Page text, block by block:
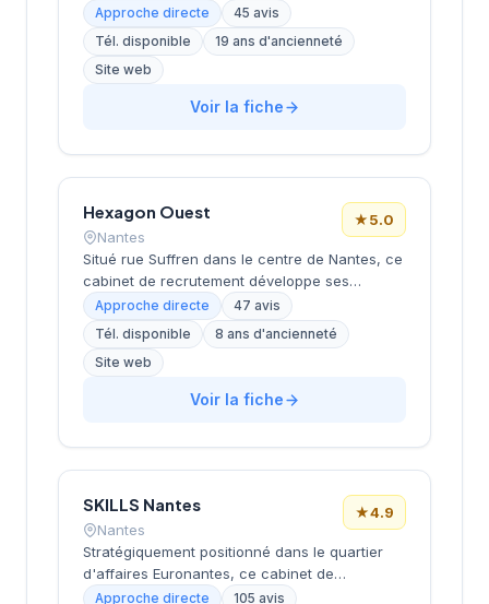
recrutement rayonne sur l'ensemble de la
métropole nantaise. Sa proximité avec les
principaux axes économiques de
l'agglomération lui permet d'accompagner
efficacement les entreprises locales dans
leurs recrutements. L'équipe intervient sur
5.
Approche directe
45 avis
Tél. disponible
19 ans d'ancienneté
Site web
Voir la fiche
Hexagon Ouest
Nantes
★5.0
Situé rue Suffren dans le centre de Nantes, ce
cabinet de recrutement développe ses
activités de conseil en ressources humaines
auprès d'entreprises locales et régionales.
Sous la direction de Della Croce, la structure
accompagne les organisations dans leurs
recrutements avec une approche
personnalisée. L'équipe intervient sur
l'excellente notation Google de 5/5 obtenue
sur la base de 47 avis.
Approche directe
47 avis
Tél. disponible
8 ans d'ancienneté
Site web
Voir la fiche
SKILLS Nantes
Nantes
★4.9
Stratégiquement positionné dans le quartier
d'affaires Euronantes, ce cabinet de
recrutement accompagne les entreprises
Approche directe 105 avis